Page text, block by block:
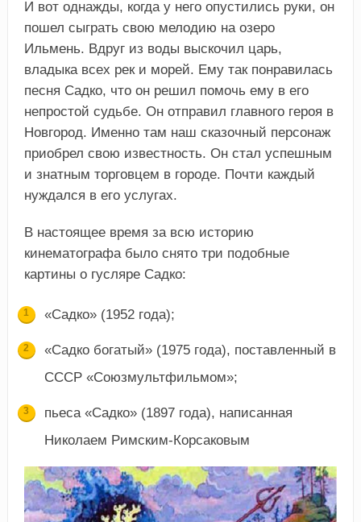
И вот однажды, когда у него опустились руки, он
пошел сыграть свою мелодию на озеро
Ильмень. Вдруг из воды выскочил царь,
владыка всех рек и морей. Ему так понравилась
песня Садко, что он решил помочь ему в его
непростой судьбе. Он отправил главного героя в
Новгород. Именно там наш сказочный персонаж
приобрел свою известность. Он стал успешным
и знатным торговцем в городе. Почти каждый
нуждался в его услугах.
В настоящее время за всю историю
кинематографа было снято три подобные
картины о гусляре Садко:
«Садко» (1952 года);
«Садко богатый» (1975 года), поставленный в
СССР «Союзмультфильмом»;
пьеса «Садко» (1897 года), написанная
Николаем Римским-Корсаковым